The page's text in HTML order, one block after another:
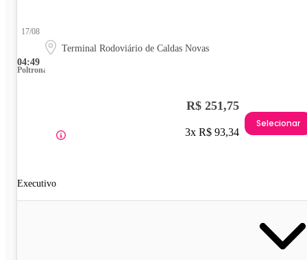
04:49
17/08
Terminal Rodoviário de Caldas Novas
Poltrona
Executivo
R$ 251,75
3x R$ 93,34
Selecionar